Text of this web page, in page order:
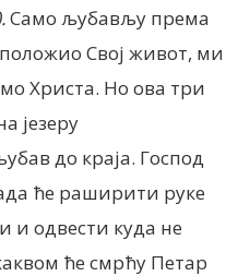
Само љубављу према
положио Свој живот, ми
Христа. Но ова три
језеру
до краја. Господ
ће раширити руке
и одвести куда не
ће смрћу Петар